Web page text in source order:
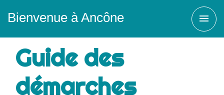
Bienvenue à Ancône menu
Guide des
démarches